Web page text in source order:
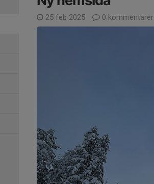
25 feb 2025 0 kommentarer